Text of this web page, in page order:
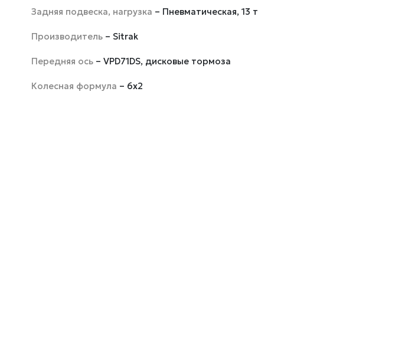
Задняя подвеска, нагрузка – Пневматическая, 13 т
Производитель – Sitrak
Передняя ось – VPD71DS, дисковые тормоза
Колесная формула – 6х2